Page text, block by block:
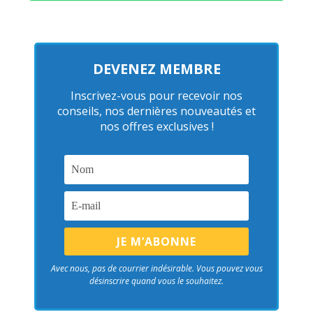
DEVENEZ MEMBRE
Inscrivez-vous pour recevoir nos
conseils, nos dernières nouveautés et
nos offres exclusives !
Avec nous, pas de courrier indésirable. Vous pouvez vous
désinscrire quand vous le souhaitez.